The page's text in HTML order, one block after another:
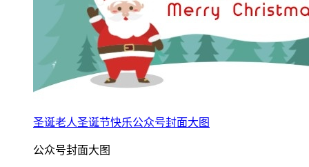
圣诞老人圣诞节快乐公众号封面大图
公众号封面大图